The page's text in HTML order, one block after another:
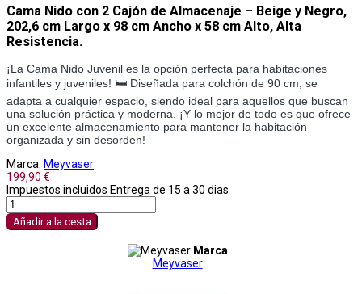
Cama Nido con 2 Cajón de Almacenaje – Beige y Negro,
202,6 cm Largo x 98 cm Ancho x 58 cm Alto, Alta
Resistencia.
¡La Cama Nido Juvenil es la opción perfecta para habitaciones
infantiles y juveniles! 🛏️ Diseñada para colchón de 90 cm, se
adapta a cualquier espacio, siendo ideal para aquellos que buscan
una solución práctica y moderna. ¡Y lo mejor de todo es que ofrece
un excelente almacenamiento para mantener la habitación
organizada y sin desorden!
Marca: Meyvaser
199,90 €
Impuestos incluidos Entrega de 15 a 30 dias
Añadir a la cesta
Marca
Meyvaser